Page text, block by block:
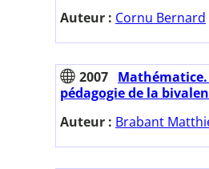
Auteur : Cornu Bernard
2007 Mathématice.
pédagogie de la
Auteur : Brabant